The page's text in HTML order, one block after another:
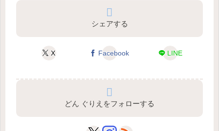
シェアする
X Facebook LINE
どん ぐりえをフォローする